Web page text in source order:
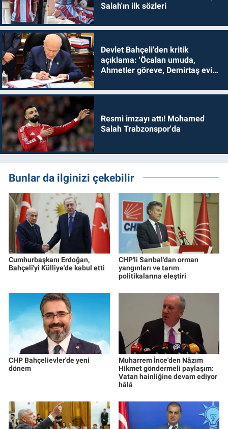
Salah'ın ilk sözleri
Devlet Bahçeli'den kritik
açıklama: 'Öcalan umuda,
Ahmetler göreve, Demirtaş evine
Resmi imzayı attı! Mohamed
Salah Trabzonspor'da
Bunlar da ilginizi çekebilir
Cumhurbaşkanı Erdoğan,
Bahçeli'yi Külliye'de kabul etti
CHP'li Sarıbal'dan orman
yangınları ve tarım
politikalarına eleştiri
CHP Bahçelievler'de yeni
dönem
Muharrem İnce'den Nâzım
Hikmet göndermeli paylaşım:
Vatan hainliğine devam ediyor
hâlâ